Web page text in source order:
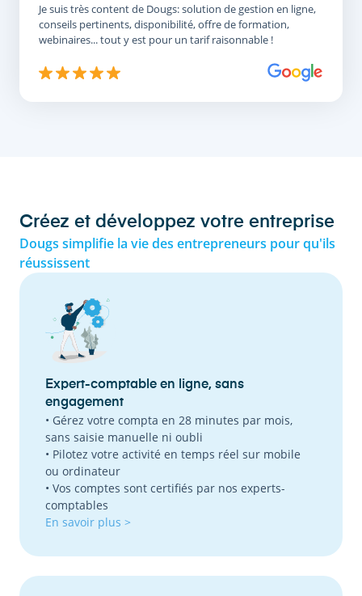
Je suis très content de Dougs: solution de gestion en ligne,
conseils pertinents, disponibilité, offre de formation,
webinaires... tout y est pour un tarif raisonnable !
Créez et développez votre entreprise
Dougs simplifie la vie des entrepreneurs pour qu'ils
réussissent
Expert-comptable en ligne, sans
engagement
• Gérez votre compta en 28 minutes par mois,
sans saisie manuelle ni oubli
• Pilotez votre activité en temps réel sur mobile
ou ordinateur
• Vos comptes sont certifiés par nos experts-
comptables
En savoir plus >